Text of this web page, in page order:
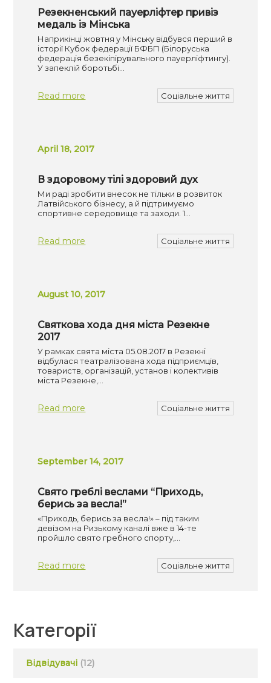
Резекненський пауерліфтер привіз
медаль із Мінська
Наприкінці жовтня у Мінську відбувся перший в
історії Кубок федерації БФБП (Білоруська
федерація безекіпірувального пауерліфтингу).
У запеклій боротьбі…
Read more Соціальне життя
April 18, 2017
В здоровому тілі здоровий дух
Ми раді зробити внесок не тільки в розвиток
Латвійського бізнесу, а й підтримуємо
спортивне середовище та заходи. 1…
Read more Соціальне життя
August 10, 2017
Святкова хода дня міста Резекне
2017
У рамках свята міста 05.08.2017 в Резекні
відбулася театралізована хода підприємців,
товариств, організацій, установ і колективів
міста Резекне,…
Read more Соціальне життя
September 14, 2017
Свято греблі веслами “Приходь,
берись за весла!”
«Приходь, берись за весла!» – під таким
девізом на Ризькому каналі вже в 14-те
пройшло свято гребного спорту,…
Read more Соціальне життя
Категорії
Відвідувачі (12)